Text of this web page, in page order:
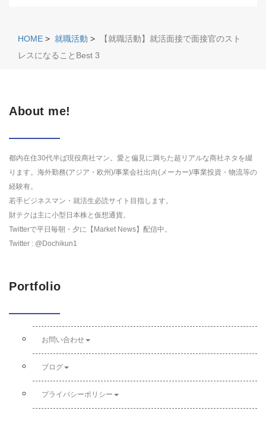
HOME > 就職活動 >
【就職活動】就活面接で面接官のスト
レスになることBest 3
About me!
都内在住30代半ば現役商社マン。愛と偏見に満ちた超リアルな商社ネタを綴
ります。海外勤務(アジア・欧州)/事業会社出向(メーカー)/事業投資・物流等の
経験有。
若手ビジネスマン・就活生必読サイト目指します。
財テクは主に小型日本株と仮想通貨。
Twitterで平日毎朝・夕に【Market News】配信中。
Twitter : @Dochikun1
Portfolio
お問い合わせ
ブログ
プライバシーポリシー